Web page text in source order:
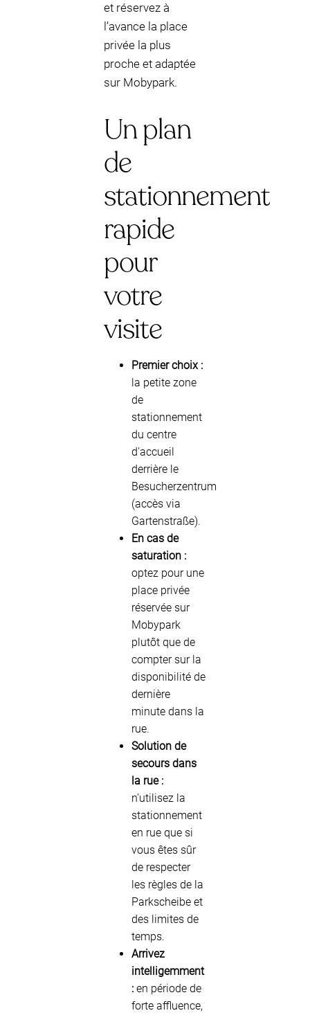
et réservez à
l’avance la place
privée la plus
proche et adaptée
sur Mobypark.
Un plan
de
stationnement
rapide
pour
votre
visite
Premier choix :
la petite zone
de
stationnement
du centre
d'accueil
derrière le
Besucherzentrum
(accès via
Gartenstraße).
En cas de
saturation :
optez pour une
place privée
réservée sur
Mobypark
plutôt que de
compter sur la
disponibilité de
dernière
minute dans la
rue.
Solution de
secours dans
la rue :
n’utilisez la
stationnement
en rue que si
vous êtes sûr
de respecter
les règles de la
Parkscheibe et
des limites de
temps.
Arrivez
intelligemment
: en période de
forte affluence,